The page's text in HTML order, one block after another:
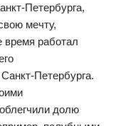
Петербурга,
мечту,
время работал
Петербурга.
долю